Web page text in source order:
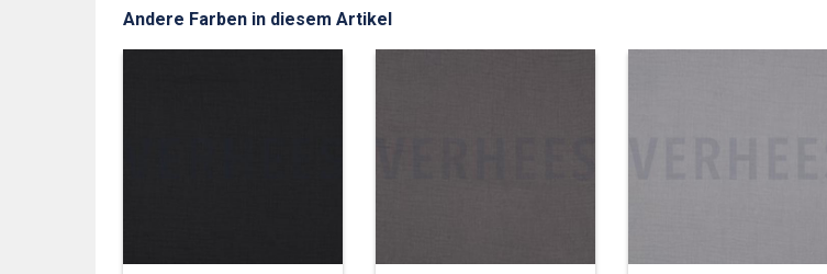
Andere Farben in diesem Artikel